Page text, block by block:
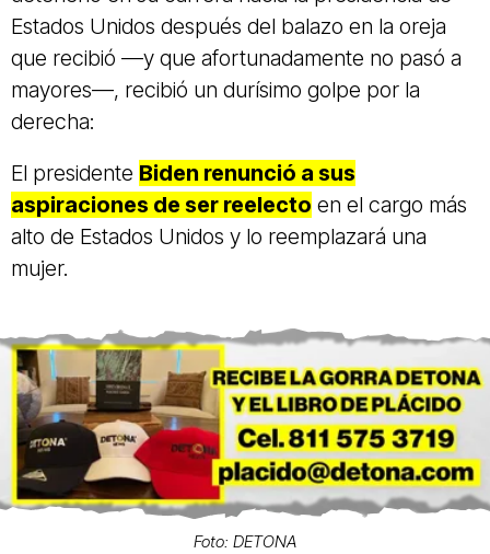
Estados Unidos después del balazo en la oreja
que recibió —y que afortunadamente no pasó a
mayores—, recibió un durísimo golpe por la
derecha:
El presidente Biden renunció a sus
aspiraciones de ser reelecto en el cargo más
alto de Estados Unidos y lo reemplazará una
mujer.
Foto: DETONA